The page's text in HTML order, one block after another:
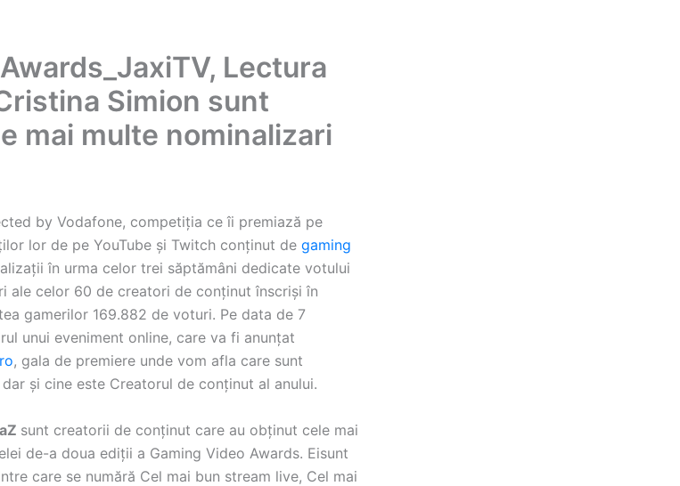
Lectura
Simion sunt
mai multe nominalizari
by Vodafone, competiția ce îi premiază pe
lor de pe YouTube și Twitch conținut de gaming
în urma celor trei săptămâni dedicate votului
ale celor 60 de creatori de conținut înscriși în
gamerilor 169.882 de voturi. Pe data de 7
unui eveniment online, care va fi anunțat
, gala de premiere unde vom afla care sunt
și cine este Creatorul de conținut al anului.
sunt creatorii de conținut care au obținut cele mai
de-a doua ediții a Gaming Video Awards. Eisunt
care se numără Cel mai bun stream live, Cel mai